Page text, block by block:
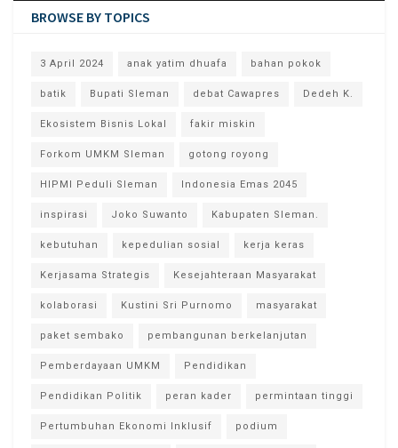
BROWSE BY TOPICS
3 April 2024 anak yatim dhuafa bahan pokok
batik Bupati Sleman debat Cawapres Dedeh K.
Ekosistem Bisnis Lokal fakir miskin
Forkom UMKM Sleman gotong royong
HIPMI Peduli Sleman Indonesia Emas 2045
inspirasi Joko Suwanto Kabupaten Sleman.
kebutuhan kepedulian sosial kerja keras
Kerjasama Strategis Kesejahteraan Masyarakat
kolaborasi Kustini Sri Purnomo masyarakat
paket sembako pembangunan berkelanjutan
Pemberdayaan UMKM Pendidikan
Pendidikan Politik peran kader permintaan tinggi
Pertumbuhan Ekonomi Inklusif podium